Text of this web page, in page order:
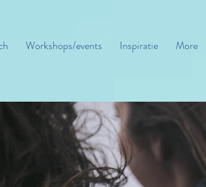
Workshops/events Inspiratie More